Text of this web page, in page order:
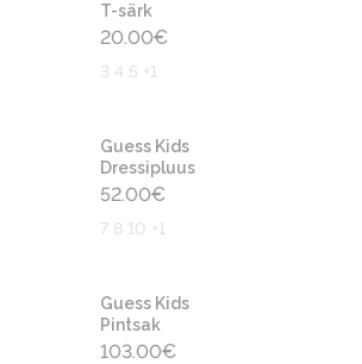
T-särk
20.00€
3 4 5 +1
Guess Kids
Dressipluus
52.00€
7 8 10 +1
Guess Kids
Pintsak
103.00€